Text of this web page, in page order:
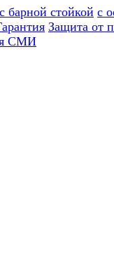
с барной стойкой с
Защита от
СМИ